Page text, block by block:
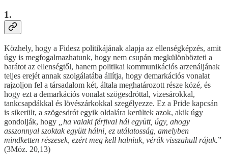
1.
Közhely, hogy a Fidesz politikájának alapja az ellenségképzés, amit
úgy is megfogalmazhatunk, hogy nem csupán megkülönbözteti a
barátot az ellenségtől, hanem politikai kommunikációs arzenáljának
teljes erejét annak szolgálatába állítja, hogy demarkációs vonalat
rajzoljon fel a társadalom két, általa meghatározott része közé, és
hogy ezt a demarkációs vonalat szögesdróttal, vizesárokkal,
tankcsapdákkal és lövészárkokkal szegélyezze. Ez a Pride kapcsán
is sikerült, a szögesdrót egyik oldalára kerültek azok, akik úgy
gondolják, hogy
„ha valaki férfival hál együtt, úgy, ahogy
asszonnyal szoktak együtt hálni, ez utálatosság, amelyben
mindketten részesek, ezért meg kell halniuk, vérük visszahull rájuk.”
(3Móz. 20,13)